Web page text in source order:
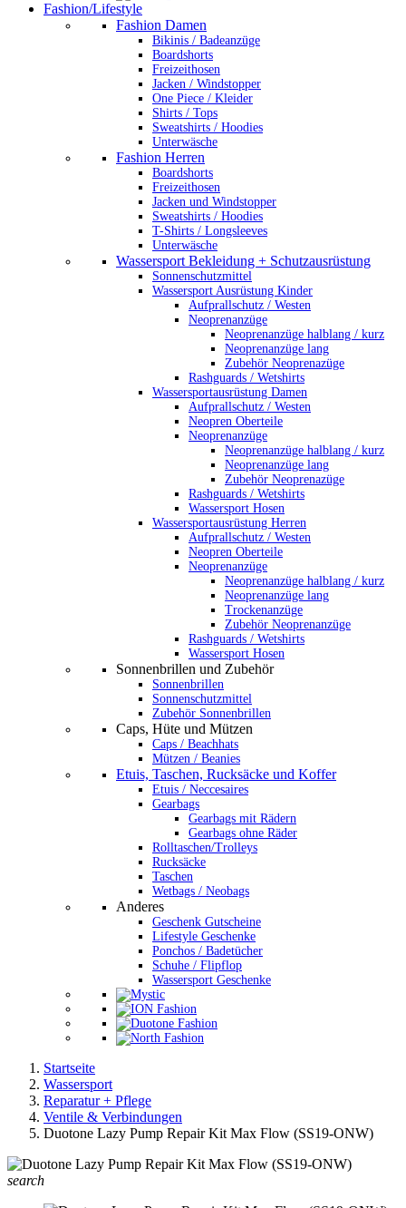
Fashion/Lifestyle
Fashion Damen
Bikinis / Badeanzüge
Boardshorts
Freizeithosen
Jacken / Windstopper
One Piece / Kleider
Shirts / Tops
Sweatshirts / Hoodies
Unterwäsche
Fashion Herren
Boardshorts
Freizeithosen
Jacken und Windstopper
Sweatshirts / Hoodies
T-Shirts / Longsleeves
Unterwäsche
Wassersport Bekleidung + Schutzausrüstung
Sonnenschutzmittel
Wassersport Ausrüstung Kinder
Aufprallschutz / Westen
Neoprenanzüge
Neoprenanzüge halblang / kurz
Neoprenanzüge lang
Zubehör Neoprenazüge
Rashguards / Wetshirts
Wassersportausrüstung Damen
Aufprallschutz / Westen
Neopren Oberteile
Neoprenanzüge
Neoprenanzüge halblang / kurz
Neoprenanzüge lang
Zubehör Neoprenazüge
Rashguards / Wetshirts
Wassersport Hosen
Wassersportausrüstung Herren
Aufprallschutz / Westen
Neopren Oberteile
Neoprenanzüge
Neoprenanzüge halblang / kurz
Neoprenanzüge lang
Trockenanzüge
Zubehör Neoprenanzüge
Rashguards / Wetshirts
Wassersport Hosen
Sonnenbrillen und Zubehör
Sonnenbrillen
Sonnenschutzmittel
Zubehör Sonnenbrillen
Caps, Hüte und Mützen
Caps / Beachhats
Mützen / Beanies
Etuis, Taschen, Rucksäcke und Koffer
Etuis / Neccesaires
Gearbags
Gearbags mit Rädern
Gearbags ohne Räder
Rolltaschen/Trolleys
Rucksäcke
Taschen
Wetbags / Neobags
Anderes
Geschenk Gutscheine
Lifestyle Geschenke
Ponchos / Badetücher
Schuhe / Flipflop
Wassersport Geschenke
Startseite
Wassersport
Reparatur + Pflege
Ventile & Verbindungen
Duotone Lazy Pump Repair Kit Max Flow (SS19-ONW)
search